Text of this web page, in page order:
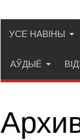
УСЕ НАВІНЫ
АЎДЫЁ